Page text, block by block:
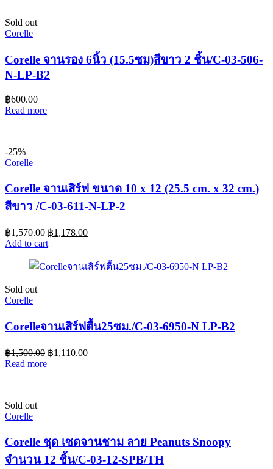
Sold out
Corelle
Corelle จานรอง 6นิ้ว (15.5ซม)สีขาว 2 ชิ้น/C-03-506-
N-LP-B2
฿600.00
Read more
-25%
Corelle
Corelle จานเสิร์ฟ ขนาด 10 x 12 (25.5 cm. x 32 cm.)
สีขาว /C-03-611-N-LP-2
฿1,570.00 ฿1,178.00
Add to cart
Sold out
Corelle
Corelleจานเสิร์ฟตื้น25ซม./C-03-6950-N LP-B2
฿1,500.00 ฿1,110.00
Read more
Sold out
Corelle
Corelle ชุด เซตจานชาม ลาย Peanuts Snoopy
จำนวน 12 ชิ้น/C-03-12-SPB/TH